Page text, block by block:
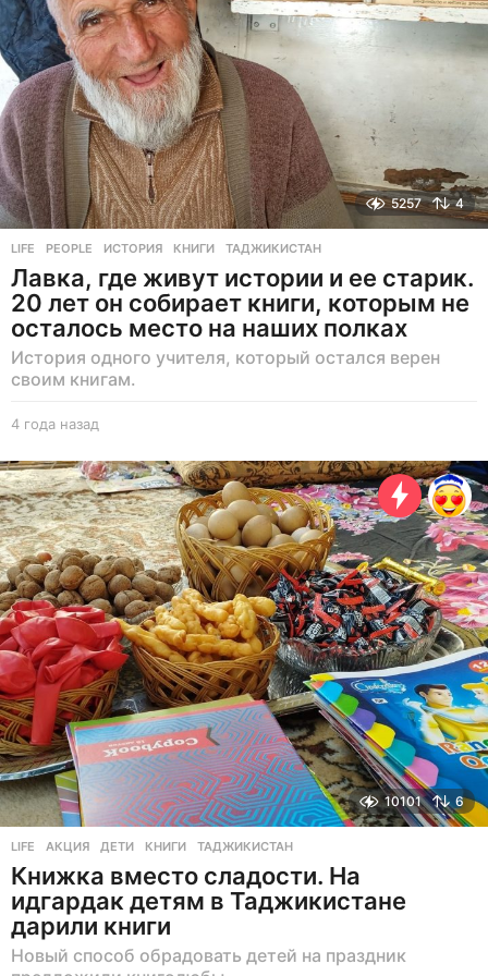
д
5257 4
LIFE ,PEOPLE ИСТОРИЯ ,КНИГИ ,ТАДЖИКИСТАН
Лавка, где живут истории и ее старик.
20 лет он собирает книги, которым не
осталось место на наших полках
История одного учителя, который остался верен
своим книгам.
4 года назад
о
д
а
н
а
з
а
д
10101 6
LIFE АКЦИЯ ,ДЕТИ ,КНИГИ ,ТАДЖИКИСТАН
Книжка вместо сладости. На
идгардак детям в Таджикистане
дарили книги
Новый способ обрадовать детей на праздник